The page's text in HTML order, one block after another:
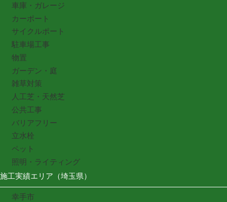
車庫・ガレージ
カーポート
サイクルポート
駐車場工事
物置
ガーデン・庭
雑草対策
人工芝・天然芝
公共工事
バリアフリー
立水栓
ペット
照明・ライティング
施工実績エリア（埼玉県）
幸手市